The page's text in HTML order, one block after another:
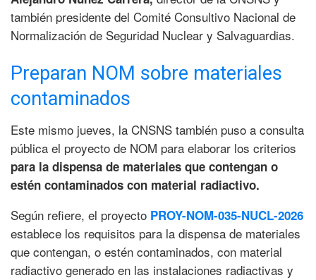
también presidente del Comité Consultivo Nacional de
Normalización de Seguridad Nuclear y Salvaguardias.
Preparan NOM sobre materiales
contaminados
Este mismo jueves, la CNSNS también puso a consulta
pública el proyecto de NOM para elaborar los criterios
para la dispensa de materiales que contengan o
estén contaminados con material radiactivo.
Según refiere, el proyecto PROY-NOM-035-NUCL-2026
establece los requisitos para la dispensa de materiales
que contengan, o estén contaminados, con material
radiactivo generado en las instalaciones radiactivas y